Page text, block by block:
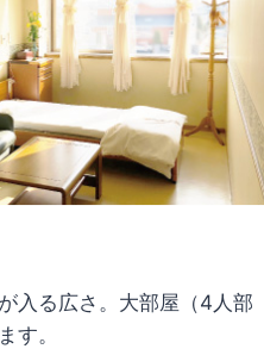
入る広さ。大部屋（4人部
す。